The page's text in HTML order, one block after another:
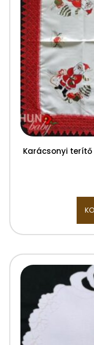
Karácsonyi terítő